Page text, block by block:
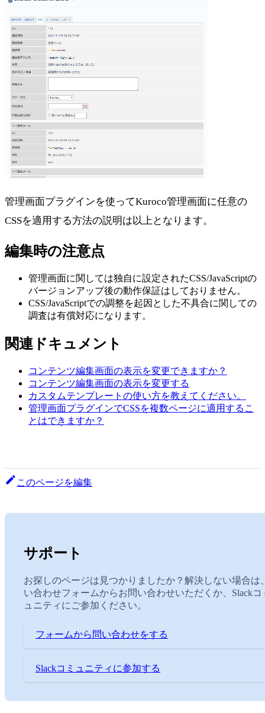
管理画面プラグインを使ってKuroco管理画面に任意の
CSSを適用する方法の説明は以上となります。
編集時の注意点
管理画面に関しては独自に設定されたCSS/JavaScriptの
バージョンアップ後の動作保証はしておりません。
CSS/JavaScriptでの調整を起因とした不具合に関しての
調査は有償対応になります。
関連ドキュメント
コンテンツ編集画面の表示を変更できますか？
コンテンツ編集画面の表示を変更する
カスタムテンプレートの使い方を教えてください。
管理画面プラグインでCSSを複数ページに適用するこ
とはできますか？
このページを編集
サポート
お探しのページは見つかりましたか？解決しない場合は
い合わせフォームからお問い合わせいただくか、Slackコ
ュニティにご参加ください。
フォームから問い合わせをする
Slackコミュニティに参加する